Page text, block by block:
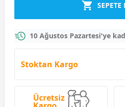
SEPETE
10 Ağustos Pazartesi'ye
Stoktan Kargo
Ücretsiz